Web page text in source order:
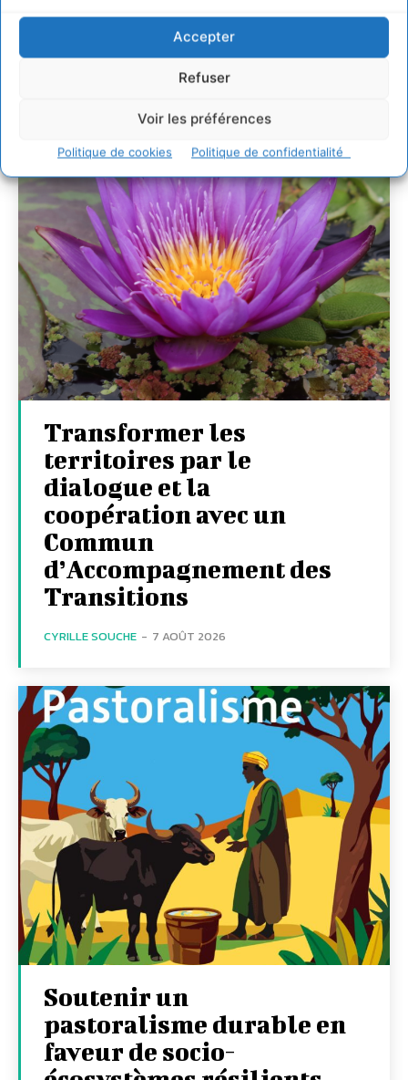
Accepter
Refuser
Voir les préférences
Politique de cookies Politique de confidentialité
7 indicateurs pour des villes résilientes et durables,
adaptées au changement climatique
Transformer les
territoires par le
dialogue et la
coopération avec un
Commun
d’Accompagnement des
Transitions
CYRILLE SOUCHE - 7 AOÛT 2026
Soutenir un
pastoralisme durable en
faveur de socio-